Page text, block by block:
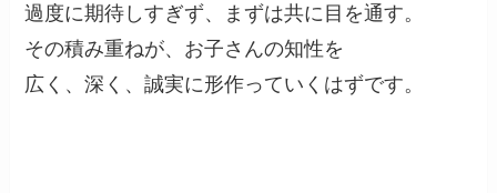
過度に期待しすぎず、まずは共に目を通す。
その積み重ねが、お子さんの知性を
広く、深く、誠実に形作っていくはずです。